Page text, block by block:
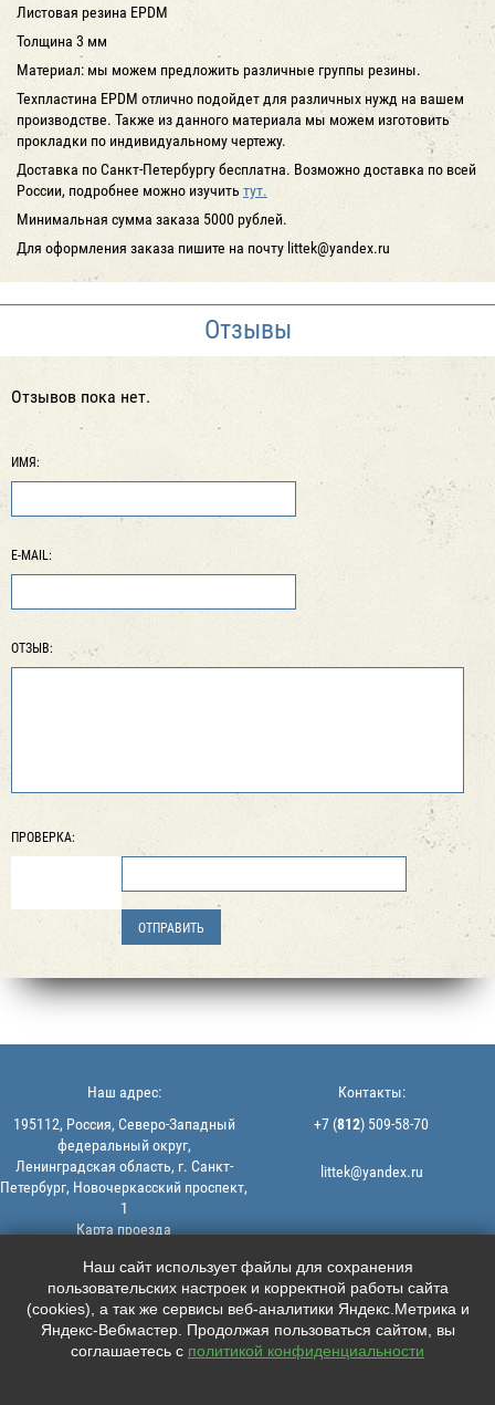
Листовая резина EPDM
Толщина 3 мм
Материал: мы можем предложить различные группы резины.
Техпластина EPDM отлично подойдет для различных нужд на вашем
производстве. Также из данного материала мы можем изготовить
прокладки по индивидуальному чертежу.
Доставка по Санкт-Петербургубесплатна. Возможно доставка по всей
России, подробнее можно изучить тут.
Минимальная сумма заказа 5000 рублей.
Для оформления заказа пишите на почту littek@yandex.ru
Отзывы
Отзывов пока нет.
ИМЯ:
E-MAIL:
ОТЗЫВ:
ПРОВЕРКА:
© 2013-2026 | ООО "ЛИТТЕК" -
производство и продажа РТИ
ИНН: 7806523560 | ОГРН:
1147847126162
Политика конфиденциальности |
Пользовательское соглашение
Наш адрес:
195112, Россия, Северо-Западный
федеральный округ,
Ленинградская область, г. Санкт-
Петербург, Новочеркасский проспект,
1
Карта проезда
Контакты:
+7 (812) 509-58-70
littek@yandex.ru
Мы в соцсетях:
    
Наш сайт использует файлы для сохранения
пользовательских настроек и корректной работы сайта
(cookies), а так же сервисы веб-аналитики Яндекс.Метрика и
Яндекс-Вебмастер. Продолжая пользоваться сайтом, вы
соглашаетесь с политикой конфиденциальности